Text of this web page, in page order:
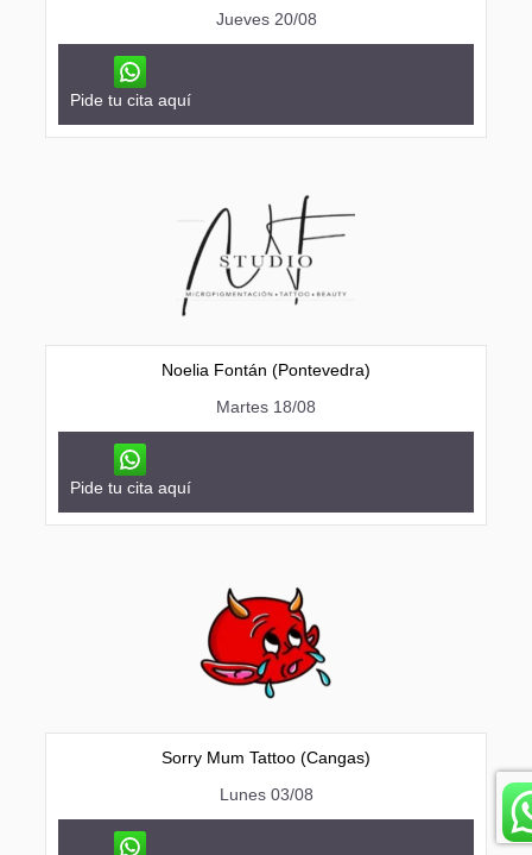
Jueves 20/08
Pide tu cita aquí
Noelia Fontán (Pontevedra)
Martes 18/08
Pide tu cita aquí
Sorry Mum Tattoo (Cangas)
Lunes 03/08